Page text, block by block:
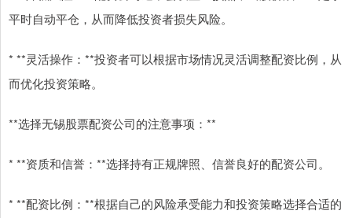
平时自动平仓，从而降低投资者损失风险。
* **灵活操作：**投资者可以根据市场情况灵活调整配资比例，从
而优化投资策略。
**选择无锡股票配资公司的注意事项：**
* **资质和信誉：**选择持有正规牌照、信誉良好的配资公司。
* **配资比例：**根据自己的风险承受能力和投资策略选择合适的